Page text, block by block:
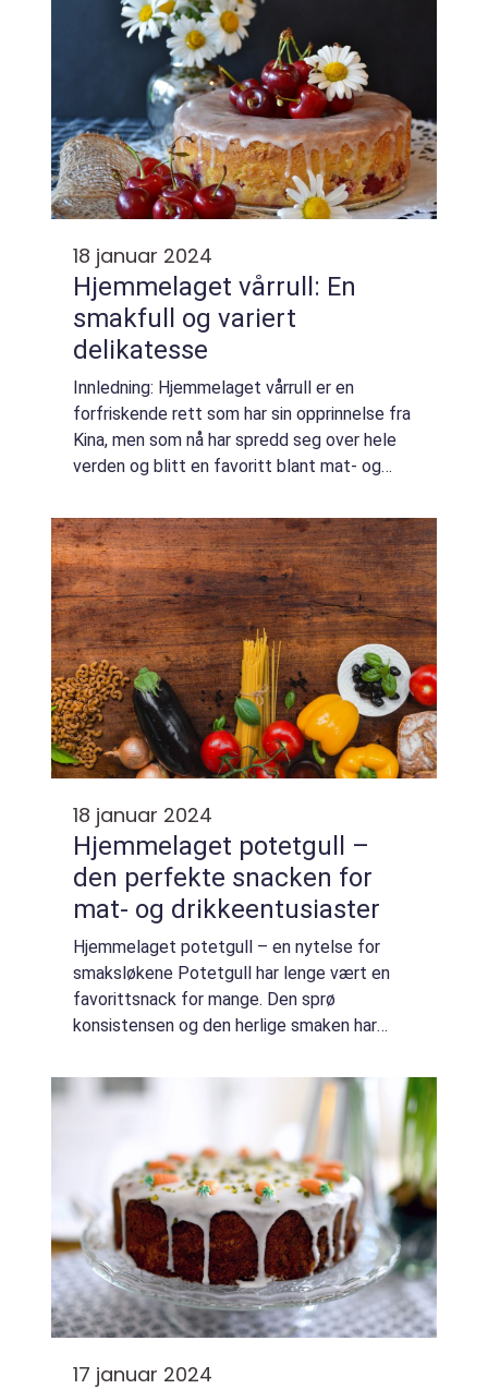
18 januar 2024
Hjemmelaget vårrull: En
smakfull og variert
delikatesse
Innledning: Hjemmelaget vårrull er en
forfriskende rett som har sin opprinnelse fra
Kina, men som nå har spredd seg over hele
verden og blitt en favoritt blant mat- og
smakfulle fylling og delikate rullede deig, ti...
18 januar 2024
Hjemmelaget potetgull –
den perfekte snacken for
mat- og drikkeentusiaster
Hjemmelaget potetgull – en nytelse for
smaksløkene Potetgull har lenge vært en
favorittsnack for mange. Den sprø
konsistensen og den herlige smaken har
aldre. Men hva med å ta
potetgullopplevelse...
17 januar 2024